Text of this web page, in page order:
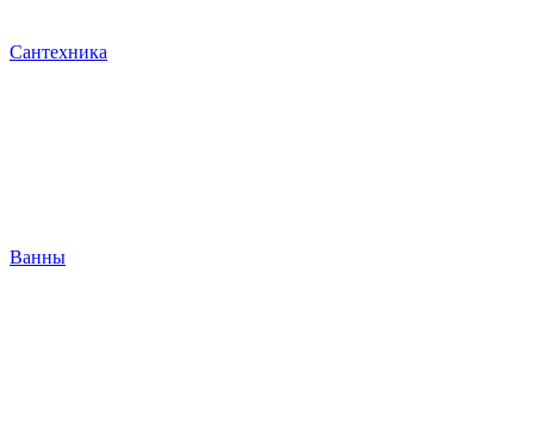
Сантехника
Ванны